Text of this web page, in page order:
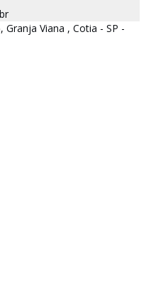
Granja Viana , Cotia - SP -